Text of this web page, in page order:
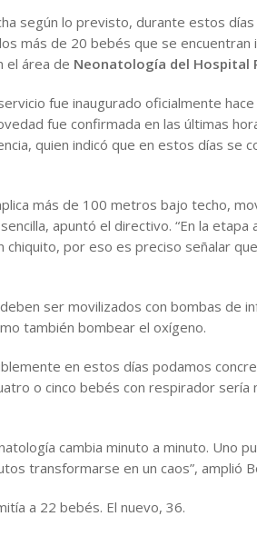
según lo previsto, durante estos días
más de 20 bebés que se
el área de Neonatología del Hospital
fue inaugurado oficialmente hace
fue confirmada en las últimas
quien indicó que en estos días se
más de 100 metros bajo techo,
apuntó el directivo. “En la etapa
por eso es preciso señalar
ser movilizados con bombas de
también bombear el oxígeno.
en estos días podamos
o cinco bebés con respirador sería
cambia minuto a minuto. Uno
transformarse en un caos”, amplió
a 22 bebés. El nuevo, 36.